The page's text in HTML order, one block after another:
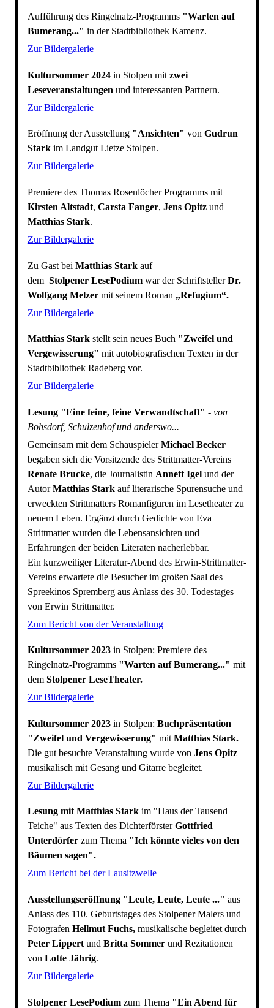
Aufführung des Ringelnatz-Programms"Warten auf
Bumerang..." in der Stadtbibliothek Kamenz.
Zur Bildergalerie
Kultursommer 2024in Stolpen mit zwei
Leseveranstaltungen und interessanten Partnern.
Zur Bildergalerie
Eröffnung der Ausstellung "Ansichten" von Gudrun
Starkim Landgut Lietze Stolpen.
Zur Bildergalerie
Premiere des Thomas Rosenlöcher Programms mit
Kirsten Altstadt, Carsta Fanger, Jens Opitzund
Matthias Stark.
Zur Bildergalerie
Zu Gast bei Matthias Starkauf
dem Stolpener LesePodiumwar der SchriftstellerDr.
Wolfgang Melzer mit seinem Roman „Refugium“.
Zur Bildergalerie
Matthias Stark stellt sein neues Buch "Zweifel und
Vergewisserung" mit autobiografischen Texten in der
Stadtbibliothek Radeberg vor.
Zur Bildergalerie
Lesung "Eine feine, feine Verwandtschaft" - von
Bohsdorf, Schulzenhof und anderswo...
Gemeinsam mit dem SchauspielerMichael Becker
begaben sich die Vorsitzende des Strittmatter-Vereins
Renate Brucke, die Journalistin Annett Igelund der
AutorMatthias Starkauf literarische Spurensuche und
erweckten Strittmatters Romanfiguren im Lesetheater zu
neuem Leben. Ergänzt durch Gedichte von Eva
Strittmatter wurden die Lebensansichten und
Erfahrungen der beiden Literaten nacherlebbar.
Ein kurzweiliger Literatur-Abend des Erwin-Strittmatter-
Vereins erwartete die Besucher im großen Saal des
Spreekinos Spremberg aus Anlass des 30. Todestages
von Erwin Strittmatter.
Zum Bericht von der Veranstaltung
Kultursommer 2023 in Stolpen: Premiere des
Ringelnatz-Programms"Warten auf Bumerang..." mit
dem Stolpener LeseTheater.
Zur Bildergalerie
Kultursommer 2023 in Stolpen: Buchpräsentation
"Zweifel und Vergewisserung" mit Matthias Stark.
Die gut besuchte Veranstaltung wurde von Jens Opitz
musikalisch mit Gesang und Gitarre begleitet.
Zur Bildergalerie
Lesung mit Matthias Stark im "Haus der Tausend
Teiche" aus Texten des DichterförsterGottfried
Unterdörferzum Thema"Ich könnte vieles von den
Bäumen sagen".
Zum Bericht bei der Lausitzwelle
Ausstellungseröffnung "Leute, Leute, Leute ..." aus
Anlass des 110. Geburtstages des Stolpener Malers und
Fotografen Hellmut Fuchs,musikalische begleitet durch
Peter Lippertund Britta Sommerund Rezitationen
von Lotte Jährig.
Zur Bildergalerie
Stolpener LesePodium zum Thema "Ein Abend für